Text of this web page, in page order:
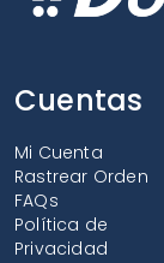
Cuentas
Mi Cuenta
Rastrear Orden
FAQs
Política de
Privacidad